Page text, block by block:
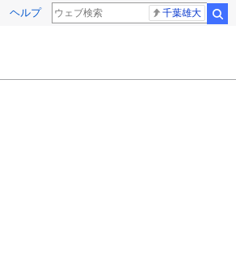
ヘルプ 千葉雄大